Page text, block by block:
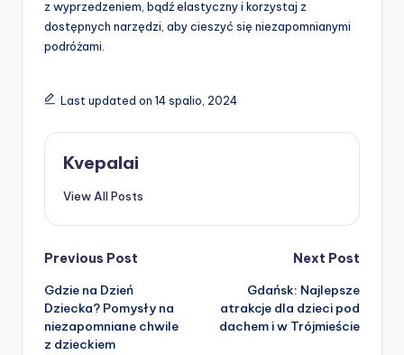
z wyprzedzeniem, bądź elastyczny i korzystaj z
dostępnych narzędzi, aby cieszyć się niezapomnianymi
podróżami.
Last updated on 14 spalio, 2024
Kvepalai
View All Posts
Post
navigation
Previous Post
Gdzie na Dzień
Dziecka? Pomysły na
niezapomniane chwile
z dzieckiem
Next Post
Gdańsk: Najlepsze
atrakcje dla dzieci pod
dachem i w Trójmieście